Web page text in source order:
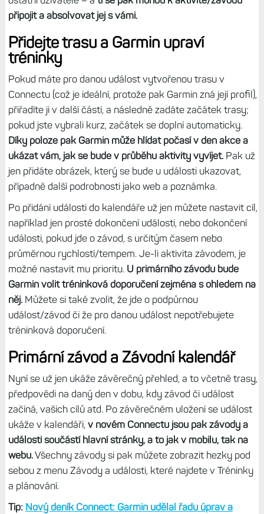
připojit a absolvovat jej s vámi.
Přidejte trasu a Garmin upraví
tréninky
Pokud máte pro danou událost vytvořenou trasu v
Connectu (což je ideální, protože pak Garmin zná její profil),
přiřadíte ji v další části, a následně zadáte začátek trasy;
pokud jste vybrali kurz, začátek se doplní automaticky.
Díky poloze pak Garmin může hlídat počasí v den akce a
ukázat vám, jak se bude v průběhu aktivity vyvíjet.Pak už
jen přidáte obrázek, který se bude u události ukazovat,
případně další podrobnosti jako web a poznámka.
Po přidání události do kalendáře už jen můžete nastavit cíl,
například jen prosté dokončení události, nebo dokončení
události, pokud jde o závod, s určitým časem nebo
průměrnou rychlostí/tempem. Je-li aktivita závodem, je
možné nastavit mu prioritu. U primárního závodu bude
Garmin volit tréninková doporučení zejména s ohledem na
něj.Můžete si také zvolit, že jde o podpůrnou
událost/závod či že pro danou událost nepotřebujete
tréninková doporučení.
Primární závod a Závodní kalendář
Nyní se už jen ukáže závěrečný přehled, a to včetně trasy,
předpovědi na daný den v dobu, kdy závod či událost
začíná, vašich cílů atd. Po závěrečném uložení se událost
ukáže v kalendáři, v novém Connectu jsou pak závody a
události součástí hlavní stránky, a to jak v mobilu, tak na
webu.Všechny závody si pak můžete zobrazit hezky pod
sebou z menu Závody a události, které najdete v Tréninky
a plánování.
Tip: Nový deník Connect: Garmin udělal řadu úprav a